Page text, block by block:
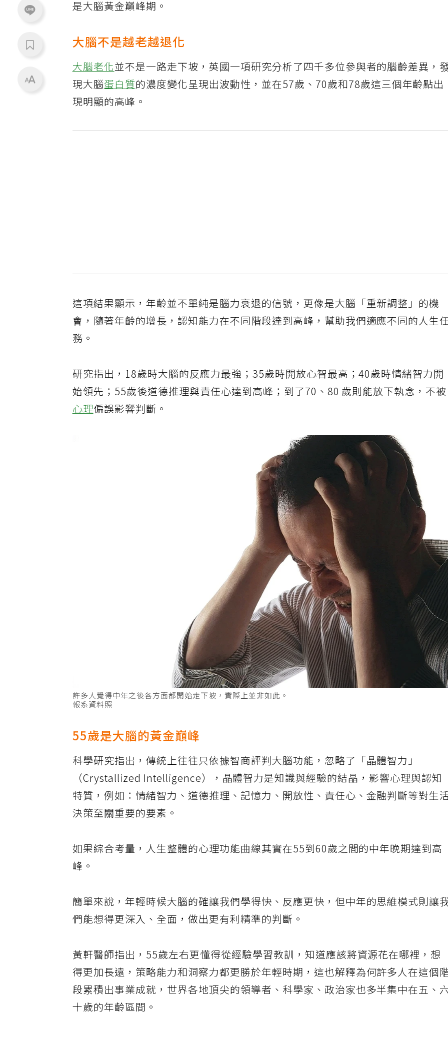
是大腦黃金巔峰期。
大腦不是越老越退化
大腦老化並不是一路走下坡，英國一項研究分析了四千多位參與者的腦齡差異，
現大腦蛋白質的濃度變化呈現出波動性，並在57歲、70歲和78歲這三個年齡點出
現明顯的高峰。
這項結果顯示，年齡並不單純是腦力衰退的信號，更像是大腦「重新調整」的機
會，隨著年齡的增長，認知能力在不同階段達到高峰，幫助我們適應不同的人生
務。
研究指出，18歲時大腦的反應力最強；35歲時開放心智最高；40歲時情緒智力開
始領先；55歲後道德推理與責任心達到高峰；到了70、80 歲則能放下執念，不
心理偏誤影響判斷。
許多人覺得中年之後各方面都開始走下坡，實際上並非如此。
報系資料照
55歲是大腦的黃金巔峰
科學研究指出，傳統上往往只依據智商評判大腦功能，忽略了「晶體智力」
（Crystallized Intelligence），晶體智力是知識與經驗的結晶，影響心理與認知
特質，例如：情緒智力、道德推理、記憶力、開放性、責任心、金融判斷等對生
決策至關重要的要素。
如果綜合考量，人生整體的心理功能曲線其實在55到60歲之間的中年晚期達到高
峰。
簡單來說，年輕時候大腦的確讓我們學得快、反應更快，但中年的思維模式則讓
們能想得更深入、全面，做出更有利精準的判斷。
黃軒醫師指出，55歲左右更懂得從經驗學習教訓，知道應該將資源花在哪裡，想
得更加長遠，策略能力和洞察力都更勝於年輕時期，這也解釋為何許多人在這個
段累積出事業成就，世界各地頂尖的領導者、科學家、政治家也多半集中在五、
十歲的年齡區間。